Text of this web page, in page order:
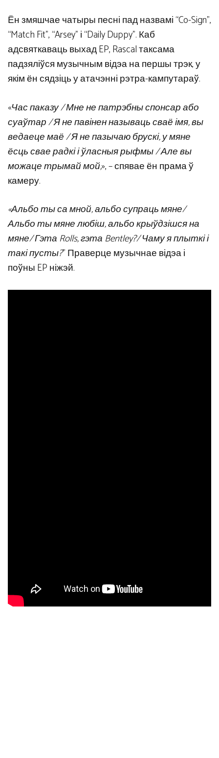
Ён змяшчае чатыры песні пад назвамі “Co-Sign”,
“Match Fit”, “Arsey” і “Daily Duppy”. Каб
адсвяткаваць выхад EP, Rascal таксама
падзяліўся музычным відэа на першы трэк, у
якім ён сядзіць у атачэнні рэтра-кампутараў.
«Час паказу / Мне не патрэбны спонсар або
суаўтар / Я не павінен называць сваё імя, вы
ведаеце маё / Я не пазычаю брускі, у мяне
ёсць свае радкі і ўласныя рыфмы / Але вы
можаце трымай мой,», – спявае ён прама ў
камеру.
«Альбо ты са мной, альбо супраць мяне/
Альбо ты мяне любіш, альбо крыўдзішся на
мяне/ Гэта Rolls, гэта Bentley?/ Чаму я плыткі і
такі пусты?” Праверце музычнае відэа і
поўны EP ніжэй.